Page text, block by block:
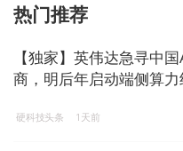
热门推荐
【独家】英伟达急寻中
商，明后年启动端侧算力
硬科技头条 1天前